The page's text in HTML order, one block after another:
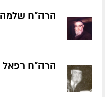
הרה"ח שלמה
הרה"ח רפאל